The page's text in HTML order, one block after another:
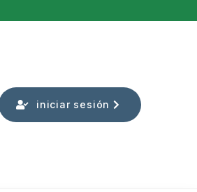
iniciar sesión